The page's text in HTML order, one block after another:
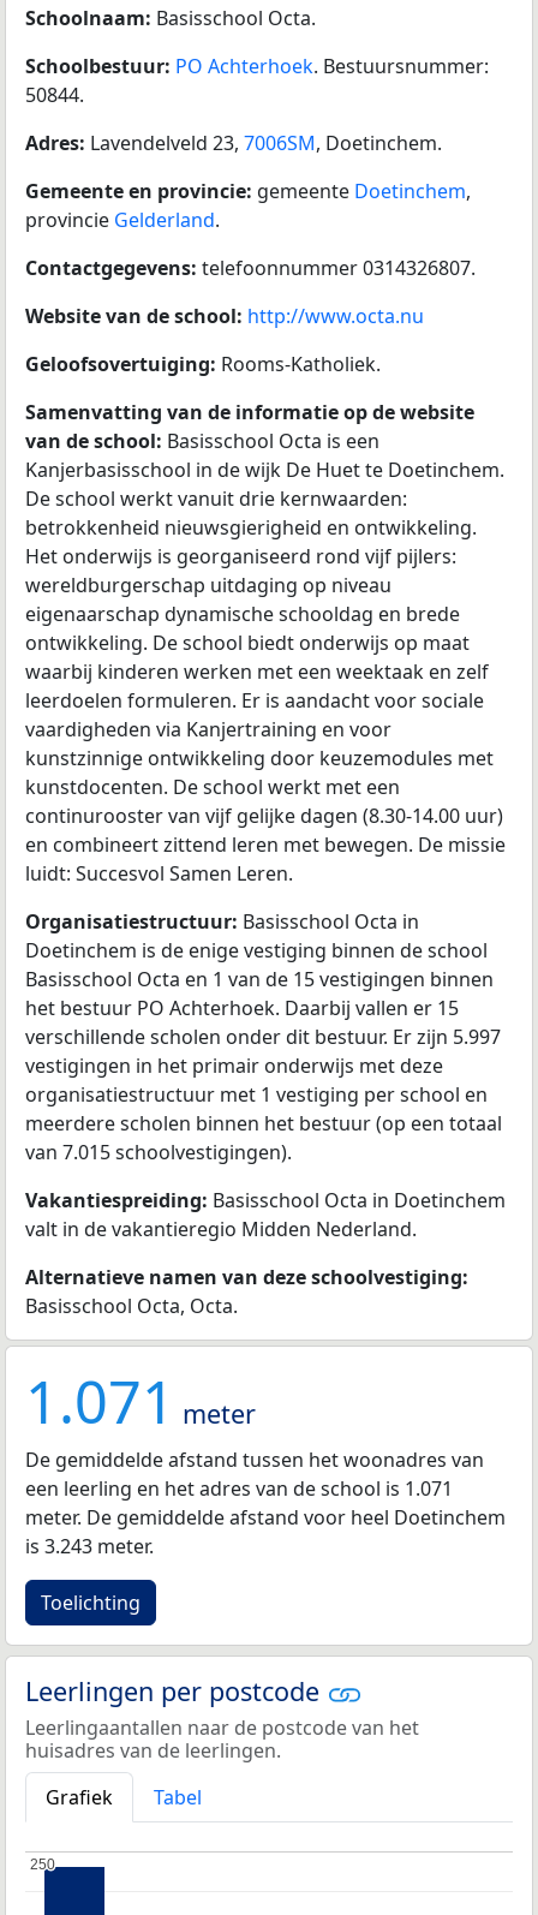
Schoolnaam: Basisschool Octa.
Schoolbestuur: PO Achterhoek. Bestuursnummer:
50844.
Adres: Lavendelveld 23, 7006SM, Doetinchem.
Gemeente en provincie: gemeente Doetinchem,
provincie Gelderland.
Contactgegevens: telefoonnummer 0314326807.
Website van de school: http://www.octa.nu
Geloofsovertuiging: Rooms-Katholiek.
Samenvatting van de informatie op de website
van de school: Basisschool Octa is een
Kanjerbasisschool in de wijk De Huet te Doetinchem.
De school werkt vanuit drie kernwaarden:
betrokkenheid nieuwsgierigheid en ontwikkeling.
Het onderwijs is georganiseerd rond vijf pijlers:
wereldburgerschap uitdaging op niveau
eigenaarschap dynamische schooldag en brede
ontwikkeling. De school biedt onderwijs op maat
waarbij kinderen werken met een weektaak en zelf
leerdoelen formuleren. Er is aandacht voor sociale
vaardigheden via Kanjertraining en voor
kunstzinnige ontwikkeling door keuzemodules met
kunstdocenten. De school werkt met een
continurooster van vijf gelijke dagen (8.30-14.00 uur)
en combineert zittend leren met bewegen. De missie
luidt: Succesvol Samen Leren.
Organisatiestructuur: Basisschool Octa in
Doetinchem is de enige vestiging binnen de school
Basisschool Octa en 1 van de 15 vestigingen binnen
het bestuur PO Achterhoek. Daarbij vallen er 15
verschillende scholen onder dit bestuur. Er zijn 5.997
vestigingen in het primair onderwijs met deze
organisatiestructuur met 1 vestiging per school en
meerdere scholen binnen het bestuur (op een totaal
van 7.015 schoolvestigingen).
Vakantiespreiding: Basisschool Octa in Doetinchem
valt in de vakantieregio Midden Nederland.
Alternatieve namen van deze schoolvestiging:
Basisschool Octa, Octa.
1.071 meter
De gemiddelde afstand tussen het woonadres van
een leerling en het adres van de school is 1.071
meter. De gemiddelde afstand voor heel Doetinchem
is 3.243 meter.
Toelichting
Leerlingen per postcode
Leerlingaantallen naar de postcode van het
huisadres van de leerlingen.
Grafiek
Tabel
250
250